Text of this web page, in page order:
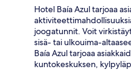
Hotel Baía Azul tarjoaa
joogatunnit. Voit
sisä- tai ulkouima-
Baía Azul tarjoaa
kuntokeskuksen,